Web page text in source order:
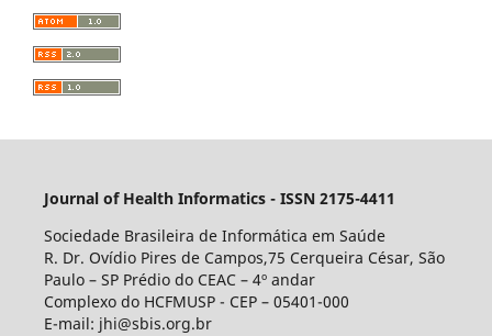
Journal of Health Informatics - ISSN 2175-4411
Sociedade Brasileira de Informática em Saúde
R. Dr. Ovídio Pires de Campos,75 Cerqueira César, São
Paulo – SP Prédio do CEAC – 4º andar
Complexo do HCFMUSP - CEP – 05401-000
E-mail: jhi@sbis.org.br